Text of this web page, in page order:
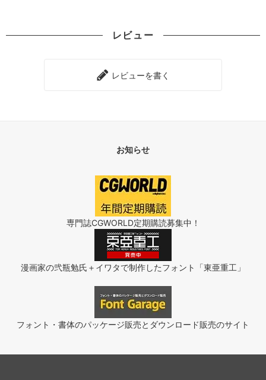
レビュー
レビューを書く
お知らせ
専門誌CGWORLD定期購読募集中！
漫画家の弐瓶勉氏＋イワタで制作したフォント「東亜重工」
フォント・書体のパッケージ販売とダウンロード販売のサイト